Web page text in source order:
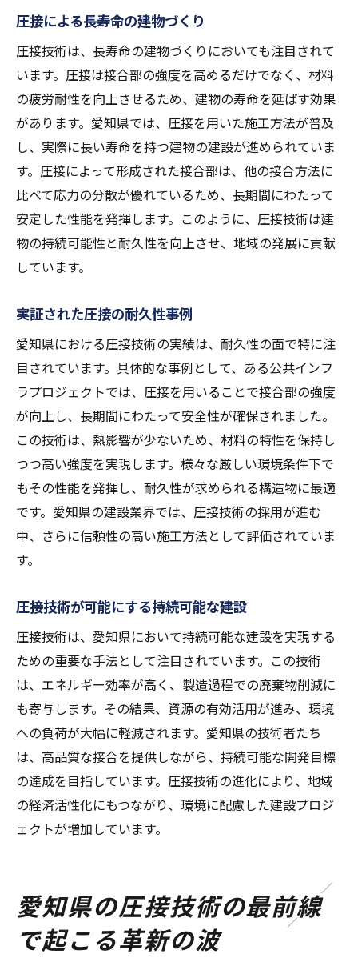
圧接による長寿命の建物づくり
圧接技術は、長寿命の建物づくりにおいても注目されて
います。圧接は接合部の強度を高めるだけでなく、材料
の疲労耐性を向上させるため、建物の寿命を延ばす効果
があります。愛知県では、圧接を用いた施工方法が普及
し、実際に長い寿命を持つ建物の建設が進められていま
す。圧接によって形成された接合部は、他の接合方法に
比べて応力の分散が優れているため、長期間にわたって
安定した性能を発揮します。このように、圧接技術は建
物の持続可能性と耐久性を向上させ、地域の発展に貢献
しています。
実証された圧接の耐久性事例
愛知県における圧接技術の実績は、耐久性の面で特に注
目されています。具体的な事例として、ある公共インフ
ラプロジェクトでは、圧接を用いることで接合部の強度
が向上し、長期間にわたって安全性が確保されました。
この技術は、熱影響が少ないため、材料の特性を保持し
つつ高い強度を実現します。様々な厳しい環境条件下で
もその性能を発揮し、耐久性が求められる構造物に最適
です。愛知県の建設業界では、圧接技術の採用が進む
中、さらに信頼性の高い施工方法として評価されていま
す。
圧接技術が可能にする持続可能な建設
圧接技術は、愛知県において持続可能な建設を実現する
ための重要な手法として注目されています。この技術
は、エネルギー効率が高く、製造過程での廃棄物削減に
も寄与します。その結果、資源の有効活用が進み、環境
への負荷が大幅に軽減されます。愛知県の技術者たち
は、高品質な接合を提供しながら、持続可能な開発目標
の達成を目指しています。圧接技術の進化により、地域
の経済活性化にもつながり、環境に配慮した建設プロジ
ェクトが増加しています。
愛知県の圧接技術の最前線
で起こる革新の波